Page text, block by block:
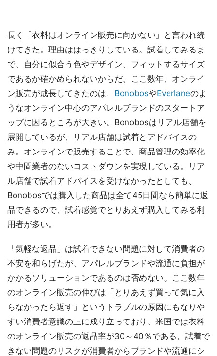
長く「衣料はオンライン販売に向かない」と言われ続
けてきた。理由ははっきりしている。試着してみるま
で、自分に似合う色やデザイン、フィットするサイズ
であるか確かめられないからだ。ここ数年、オンライ
ン販売が成長してきたのは、 BonobosやEverlaneのよ
うなオンライン中心のアパレルブランドのスタートア
ップに因るところが大きい。Bonobosはリアル店舗を
展開しているが、リアル店舗は試着とアドバイスの
み。オンラインで販売することで、商品管理の効率化
や中間業者のないコストダウンを実現している。リア
ル店舗で試着アドバイスを受けなかったとしても、
Bonobosでは購入した商品は全て45日間なら簡単に返
品できるので、試着感覚でとりあえず購入してみる利
用者が多い。
「気軽な返品」は試着できない問題に対して消費者の
不安を和らげたが、アパレルブランドや流通に負担が
かかるソリューションであるのは否めない。ここ数年
のオンライン販売の伸びは「とりあえず買って気に入
らなかったら返す」というトラブルの原因にもなりや
すい消費者意識の上に成り立っており、米国では衣料
のオンライン販売の返品率が30～40％である。試着で
きない問題のリスクが消費者からブランドや流通にシ